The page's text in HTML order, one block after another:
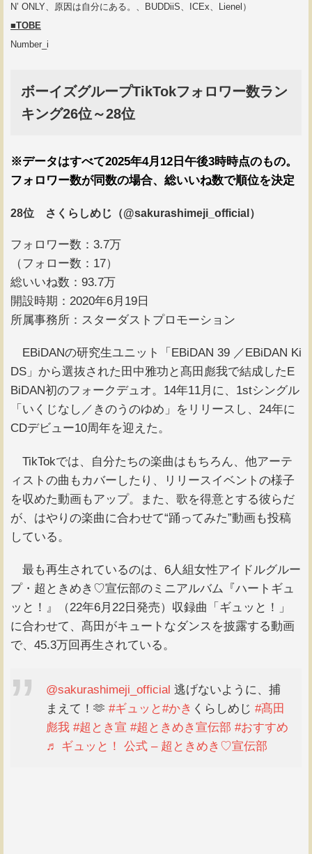
N’ ONLY、原因は自分にある。、BUDDiiS、ICEx、Lienel）
■TOBE
Number_i
ボーイズグループTikTokフォロワー数ラン
キング26位～28位
※データはすべて2025年4月12日午後3時時点のもの。
フォロワー数が同数の場合、総いいね数で順位を決定
28位 さくらしめじ（@sakurashimeji_official）
フォロワー数：3.7万
（フォロー数：17）
総いいね数：93.7万
開設時期：2020年6月19日
所属事務所：スターダストプロモーション
EBiDANの研究生ユニット「EBiDAN 39 ／EBiDAN Ki
DS」から選抜された田中雅功と髙田彪我で結成したE
BiDAN初のフォークデュオ。14年11月に、1stシングル
「いくじなし／きのうのゆめ」をリリースし、24年に
CDデビュー10周年を迎えた。
TikTokでは、自分たちの楽曲はもちろん、他アーテ
ィストの曲もカバーしたり、リリースイベントの様子
を収めた動画もアップ。また、歌を得意とする彼らだ
が、はやりの楽曲に合わせて“踊ってみた”動画も投稿
している。
最も再生されているのは、6人組女性アイドルグルー
プ・超ときめき♡宣伝部のミニアルバム『ハートギュ
ッと！』（22年6月22日発売）収録曲「ギュッと！」
に合わせて、髙田がキュートなダンスを披露する動画
で、45.3万回再生されている。
@sakurashimeji_official 逃げないように、捕
まえて！🫶 #ギュッと#かき くらしめじ #髙田
彪我 #超とき宣 #超ときめき宣伝部 #おすすめ
♬ ギュッと！ 公式 – 超ときめき♡宣伝部